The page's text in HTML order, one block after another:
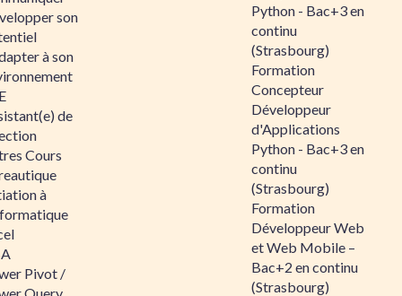
son
à son
de
Cours
à
Pivot /
Python - Bac+3 en
continu
(Strasbourg)
Formation
Concepteur
Développeur
d'Applications
Python - Bac+3 en
continu
(Strasbourg)
Formation
Développeur Web
et Web Mobile –
Bac+2 en continu
(Strasbourg)